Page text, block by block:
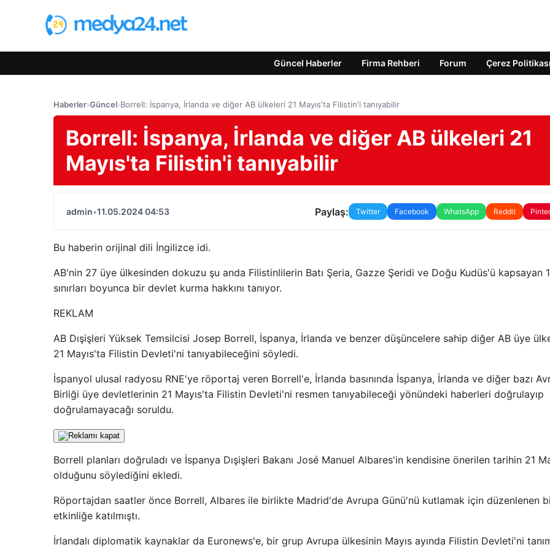
Güncel Haberler Firma Rehberi Forum Çerez Politikası
Haberler›Güncel›Borrell: İspanya, İrlanda ve diğer AB ülkeleri 21 Mayıs'ta Filistin'i tanıyabilir
Borrell: İspanya, İrlanda ve diğer AB ülkeleri 21
Mayıs'ta Filistin'i tanıyabilir
admin•11.05.2024 04:53 Paylaş: Twitter Facebook WhatsApp Reddit
Bu haberin orijinal dili İngilizce idi.
AB'nin 27 üye ülkesinden dokuzu şu anda Filistinlilerin Batı Şeria, Gazze Şeridi ve Doğu Kudüs'ü kapsayan
sınırları boyunca bir devlet kurma hakkını tanıyor.
REKLAM
AB Dışişleri Yüksek Temsilcisi Josep Borrell, İspanya, İrlanda ve benzer düşüncelere sahip diğer AB üye
21 Mayıs'ta Filistin Devleti'ni tanıyabileceğini söyledi.
İspanyol ulusal radyosu RNE'ye röportaj veren Borrell'e, İrlanda basınında İspanya, İrlanda ve diğer bazı
Birliği üye devletlerinin 21 Mayıs'ta Filistin Devleti'ni resmen tanıyabileceği yönündeki haberleri doğrulayıp
doğrulamayacağı soruldu.
Borrell planları doğruladı ve İspanya Dışişleri Bakanı José Manuel Albares'in kendisine önerilen tarihin 21
olduğunu söylediğini ekledi.
Röportajdan saatler önce Borrell, Albares ile birlikte Madrid'de Avrupa Günü'nü kutlamak için düzenlenen
etkinliğe katılmıştı.
İrlandalı diplomatik kaynaklar da Euronews'e, bir grup Avrupa ülkesinin Mayıs ayında Filistin Devleti'ni